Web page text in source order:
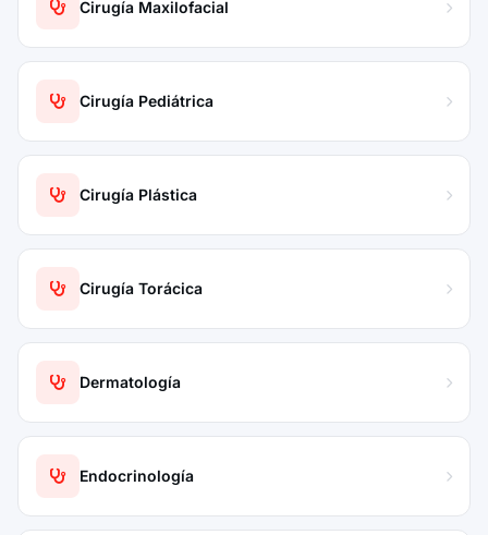
Cirugía Maxilofacial
Cirugía Pediátrica
Cirugía Plástica
Cirugía Torácica
Dermatología
Endocrinología